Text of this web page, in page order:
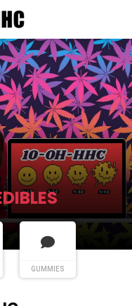
GUMMIES